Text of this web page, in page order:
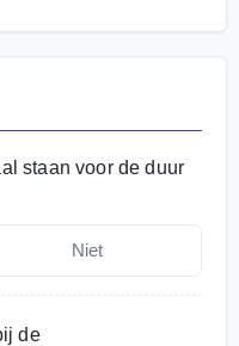
staan voor de duur
Niet
de